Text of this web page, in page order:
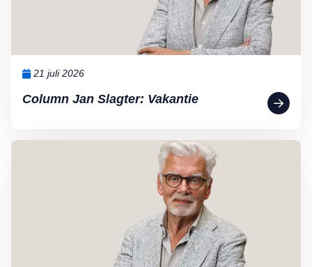
Column Jan Slagter: Vakantie
21 juli 2026
Lees meer over Column Jan Slagter: Marjan Berk